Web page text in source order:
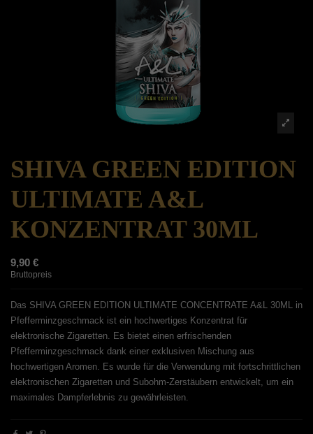
SHIVA GREEN EDITION
ULTIMATE A&L
KONZENTRAT 30ML
9,90 €
Bruttopreis
Das SHIVA GREEN EDITION ULTIMATE CONCENTRATE A&L 30ML in
Pfefferminzgeschmack ist ein hochwertiges Konzentrat für
elektronische Zigaretten. Es bietet einen erfrischenden
Pfefferminzgeschmack dank einer exklusiven Mischung aus
hochwertigen Aromen. Es wurde für die Verwendung mit fortschrittlichen
elektronischen Zigaretten und Subohm-Zerstäubern entwickelt, um ein
maximales Dampferlebnis zu gewährleisten.